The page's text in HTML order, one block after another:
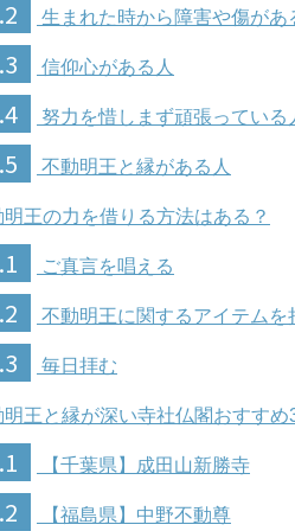
生まれた時から障害や傷があ
信仰心がある人
努力を惜しまず頑張っている
不動明王と縁がある人
明王の力を借りる方法はある？
ご真言を唱える
不動明王に関するアイテムを
毎日拝む
明王と縁が深い寺社仏閣おすすめ
【千葉県】成田山新勝寺
【福島県】中野不動尊